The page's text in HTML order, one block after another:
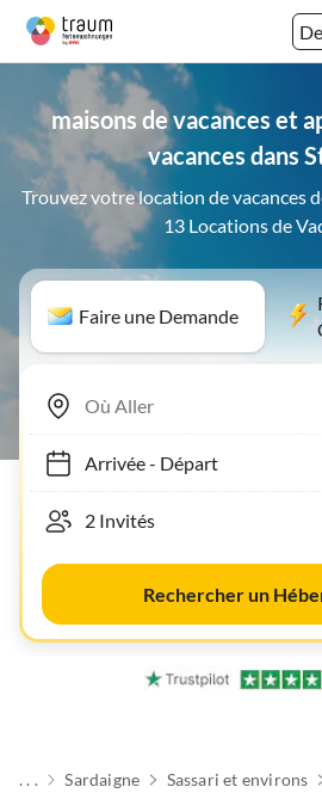
maisons de vacances et
vacances dans
Trouvez votre location de vacances
13 Locations de
Faire une Demande
Arrivée- Départ
Rechercher un
. . . Sardaigne Sassari et environs